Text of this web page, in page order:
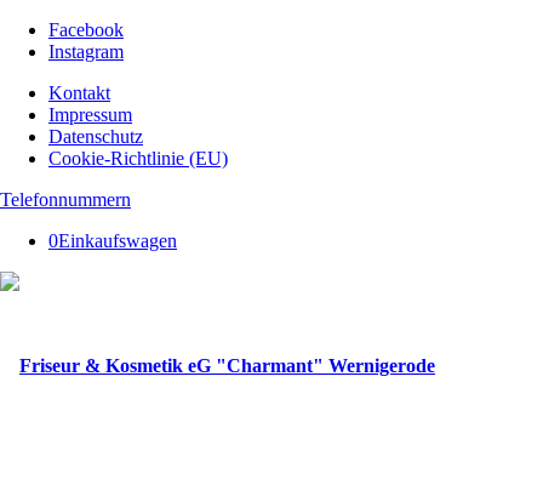
Facebook
Instagram
Kontakt
Impressum
Datenschutz
Cookie-Richtlinie (EU)
Telefonnummern
0Einkaufswagen